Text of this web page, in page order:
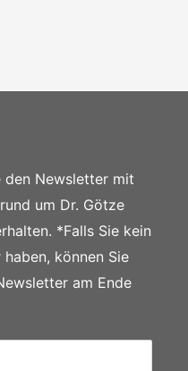
den Newsletter mit
um Dr. Götze
*Falls Sie kein
haben, können Sie
am Ende